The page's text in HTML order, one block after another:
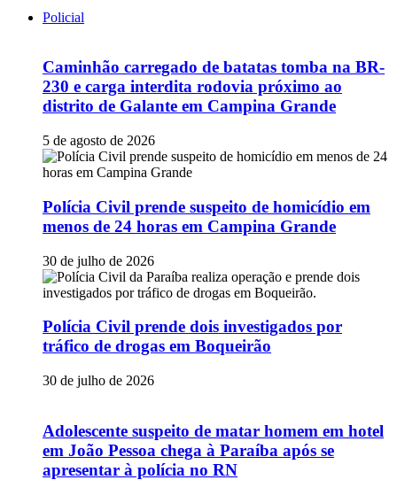
Policial
Caminhão carregado de batatas tomba na BR-
230 e carga interdita rodovia próximo ao
distrito de Galante em Campina Grande
5 de agosto de 2026
Polícia Civil prende suspeito de homicídio em
menos de 24 horas em Campina Grande
30 de julho de 2026
Polícia Civil prende dois investigados por
tráfico de drogas em Boqueirão
30 de julho de 2026
Adolescente suspeito de matar homem em hotel
em João Pessoa chega à Paraíba após se
apresentar à polícia no RN